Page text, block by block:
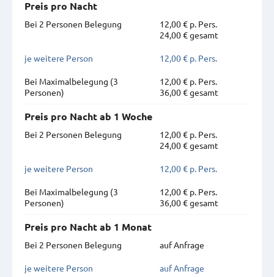
Preis pro Nacht
Bei 2 Personen Belegung
12,00 € p. Pers.
24,00 € gesamt
je weitere Person 12,00 € p. Pers.
Bei Maximal­belegung (3
Personen)
12,00 € p. Pers.
36,00 € gesamt
Preis pro Nacht ab 1 Woche
Bei 2 Personen Belegung
12,00 € p. Pers.
24,00 € gesamt
je weitere Person 12,00 € p. Pers.
Bei Maximal­belegung (3
Personen)
12,00 € p. Pers.
36,00 € gesamt
Preis pro Nacht ab 1 Monat
Bei 2 Personen Belegung
auf Anfrage
je weitere Person auf Anfrage